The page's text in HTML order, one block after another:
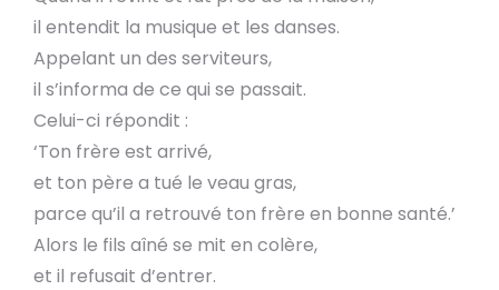
il entendit la musique et les danses.
Appelant un des serviteurs,
il s’informa de ce qui se passait.
Celui-ci répondit :
‘Ton frère est arrivé,
et ton père a tué le veau gras,
parce qu’il a retrouvé ton frère en bonne santé.’
Alors le fils aîné se mit en colère,
et il refusait d’entrer.